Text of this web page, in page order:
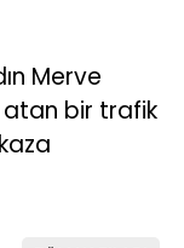
Merve
atan bir trafik